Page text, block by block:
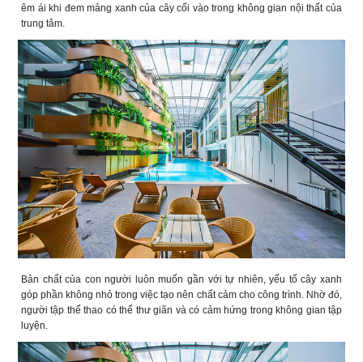
êm ái khi đem mảng xanh của cây cối vào trong không gian nội thất của
trung tâm.
Bản chất của con người luôn muốn gần với tự nhiên, yếu tố cây xanh
góp phần không nhỏ trong việc tạo nên chất cảm cho công trình. Nhờ đó,
người tập thể thao có thể thư giãn và có cảm hứng trong không gian tập
luyện.